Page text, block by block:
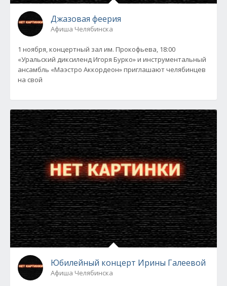
Джазовая феерия
Афиша Челябинска
1 ноября, концертный зал им. Прокофьева, 18:00
«Уральский диксиленд Игоря Бурко» и инструментальный
ансамбль «Маэстро Аккордеон» приглашают челябинцев
на свой
Юбилейный концерт Ирины Галеевой
Афиша Челябинска